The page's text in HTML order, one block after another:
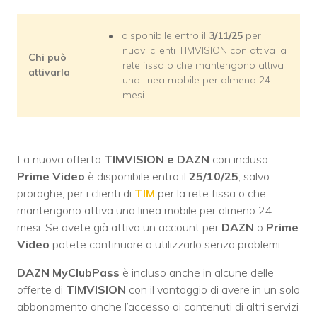
Chi può
attivarla
disponibile entro il 3/11/25 per i
nuovi clienti TIMVISION con attiva la
rete fissa o che mantengono attiva
una linea mobile per almeno 24
mesi
La nuova offerta TIMVISION e DAZN con incluso
Prime Video è disponibile entro il 25/10/25, salvo
proroghe, per i clienti di TIM per la rete fissa o che
mantengono attiva una linea mobile per almeno 24
mesi. Se avete già attivo un account per DAZN o Prime
Video potete continuare a utilizzarlo senza problemi.
DAZN MyClubPass è incluso anche in alcune delle
offerte di TIMVISION con il vantaggio di avere in un solo
abbonamento anche l’accesso ai contenuti di altri servizi